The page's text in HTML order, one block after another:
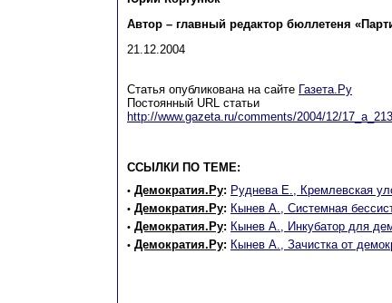
Автор – главный редактор бюллетеня
21.12.2004
Статья опубликована на сайте Газета.Ру
Постоянный URL статьи
http://www.gazeta.ru/comments/2004/12/
ССЫЛКИ ПО ТЕМЕ:
• Демократия.Ру: Руднева Е., Кремлевская
• Демократия.Ру: Кынев А., Cистемная
• Демократия.Ру: Кынев А., Инкубатор для
• Демократия.Ру: Кынев А., Зачистка от